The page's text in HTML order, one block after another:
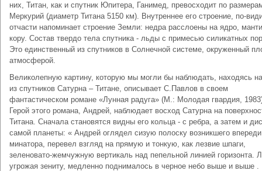
них, Титан, как и спутник Юпитера, Ганимед, превосходит по
Меркурий (диаметр Титана 5150 км). Внутреннее его строение, по-
отчасти напоминает строение Земли: не­дра расслоены на ядро,
кору. Состав твердо тела спутника - льды с примесью силикатных
Это единственный из спутников в Солнечной системе, окруженный
атмосферой.
Великолепную картину, которую мы могли бы наблюдать, находясь
из спутников Сатурна – Титане, описывает С.Павлов в своем
фантастическом романе «Лунная радуга» (М.: Молодая гвардия,
Герой этого романа, Андрей, наблюдает восход Сатурна на
Титана. Сначала становятся видны его кольца - с ребра, а затем и
самой планеты: « Андрей оглядел сизую полоску возникшего
минатора, перевел взгляд на прямую и тонкую, как лезвие шпаги,
зеленовато-жемчужную вертикаль над пепельной линией горизонта.
угрожая зениту, медленно поднималось в черное небо выше и выше .